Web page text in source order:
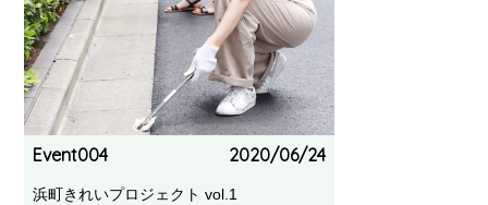
Event004 2020/06/24
浜町きれいプロジェクト vol.1